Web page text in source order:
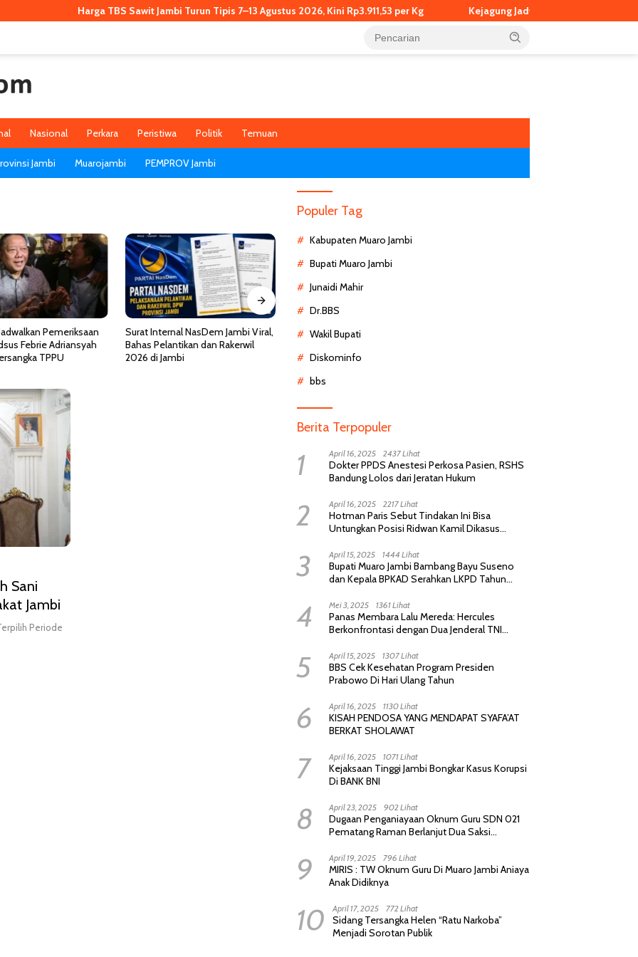
Harga TBS Sawit Jambi Turun Tipis 7–13 Agustus 2026, Kini Rp3.911,53 per Kg Kejagung Jadwalkan Pemeriksaan Eks
Nasional Perkara Peristiwa Politik Temuan
Jambi Muarojambi PEMPROV Jambi
NasDem Jambi Viral,
dan Rakerwil
Kemenkes Ungkap Fakta Viral
Pasien BPJS Menunggu 8 Jam di
IGD, Ternyata Butuh Perawatan
Dokter Puskesmas di Malang
Pasien BPJS di Medsos
Sani
Jambi
Periode
Populer Tag
Kabupaten Muaro Jambi
Bupati Muaro Jambi
Junaidi Mahir
Dr.BBS
Wakil Bupati
Diskominfo
bbs
Berita Terpopuler
1 April 16, 2025 2437 Lihat
Dokter PPDS Anestesi Perkosa Pasien, RSHS
Bandung Lolos dari Jeratan Hukum
2 April 16, 2025 2217 Lihat
Hotman Paris Sebut Tindakan Ini Bisa
Untungkan Posisi Ridwan Kamil Dikasus
3 April 15, 2025 1444 Lihat
Bupati Muaro Jambi Bambang Bayu Suseno
dan Kepala BPKAD Serahkan LKPD Tahun
4 Mei 3, 2025 1361 Lihat
Panas Membara Lalu Mereda: Hercules
Berkonfrontasi dengan Dua Jenderal TNI
Permintaan Maaf
5 April 15, 2025 1307 Lihat
BBS Cek Kesehatan Program Presiden
Prabowo Di Hari Ulang Tahun
6 April 16, 2025 1130 Lihat
KISAH PENDOSA YANG MENDAPAT SYAFA’AT
BERKAT SHOLAWAT
7 April 16, 2025 1071 Lihat
Kejaksaan Tinggi Jambi Bongkar Kasus Korupsi
Di BANK BNI
8 April 23, 2025 902 Lihat
Dugaan Penganiayaan Oknum Guru SDN 021
Pematang Raman Berlanjut Dua Saksi
9 April 19, 2025 796 Lihat
MIRIS : TW Oknum Guru Di Muaro Jambi Aniaya
Anak Didiknya
10 April 17, 2025 772 Lihat
Sidang Tersangka Helen “Ratu Narkoba”
Menjadi Sorotan Publik